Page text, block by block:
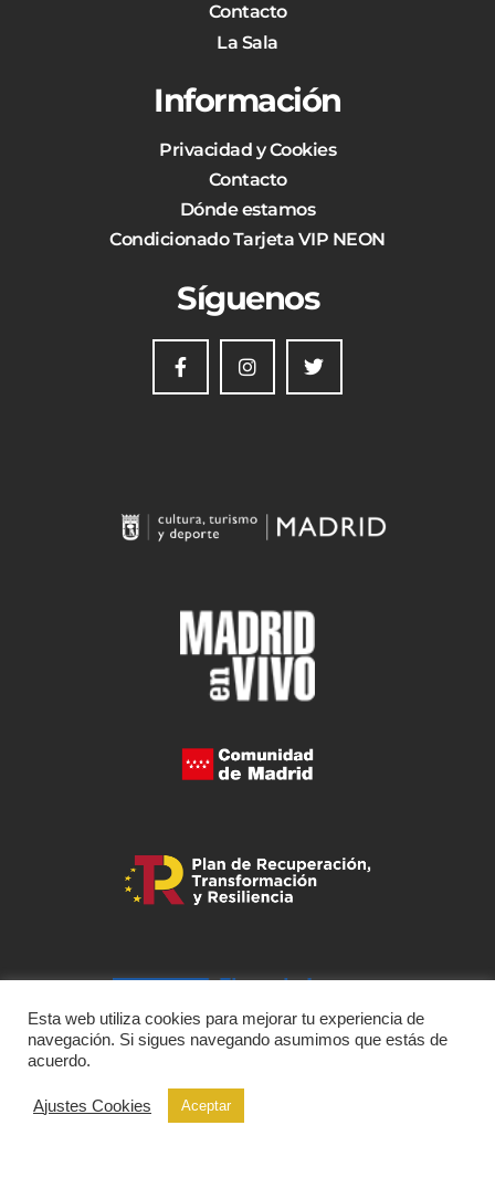
Contacto
La Sala
Información
Privacidad y Cookies
Contacto
Dónde estamos
Condicionado Tarjeta VIP NEON
Síguenos
Esta web utiliza cookies para mejorar tu experiencia de
navegación. Si sigues navegando asumimos que estás de
acuerdo.
Ajustes Cookies Aceptar